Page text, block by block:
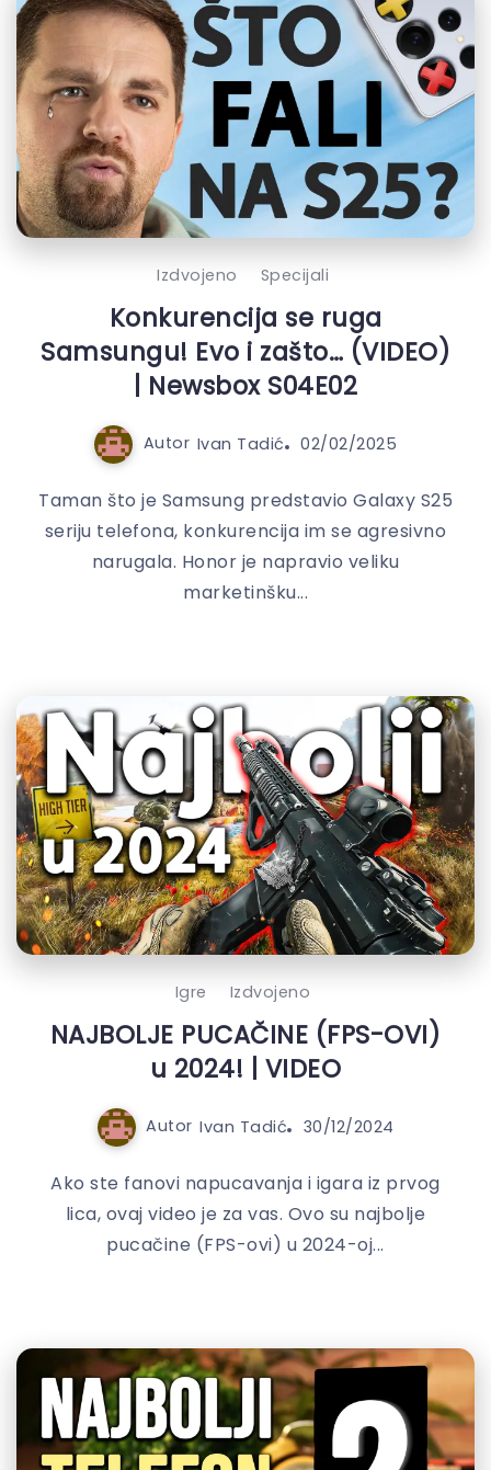
Izdvojeno Specijali
Konkurencija se ruga
Samsungu! Evo i zašto… (VIDEO)
| Newsbox S04E02
Autor Ivan Tadić 02/02/2025
Taman što je Samsung predstavio Galaxy S25
seriju telefona, konkurencija im se agresivno
narugala. Honor je napravio veliku
marketinšku...
Igre Izdvojeno
NAJBOLJE PUCAČINE (FPS-OVI)
u 2024! | VIDEO
Autor Ivan Tadić 30/12/2024
Ako ste fanovi napucavanja i igara iz prvog
lica, ovaj video je za vas. Ovo su najbolje
pucačine (FPS-ovi) u 2024-oj...